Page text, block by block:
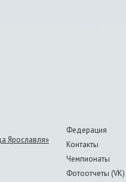
Ярославля»
Федерация
Контакты
Чемпионаты
Фотоотчеты (VK)